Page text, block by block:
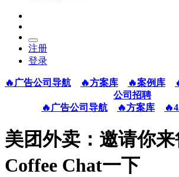
注册
登录
🔥广告公司导航 🔥方案库 🔥案例库
公司招聘
🔥广告公司导航
🔥方案库
美团外卖：邀请你
Coffee Chat一下